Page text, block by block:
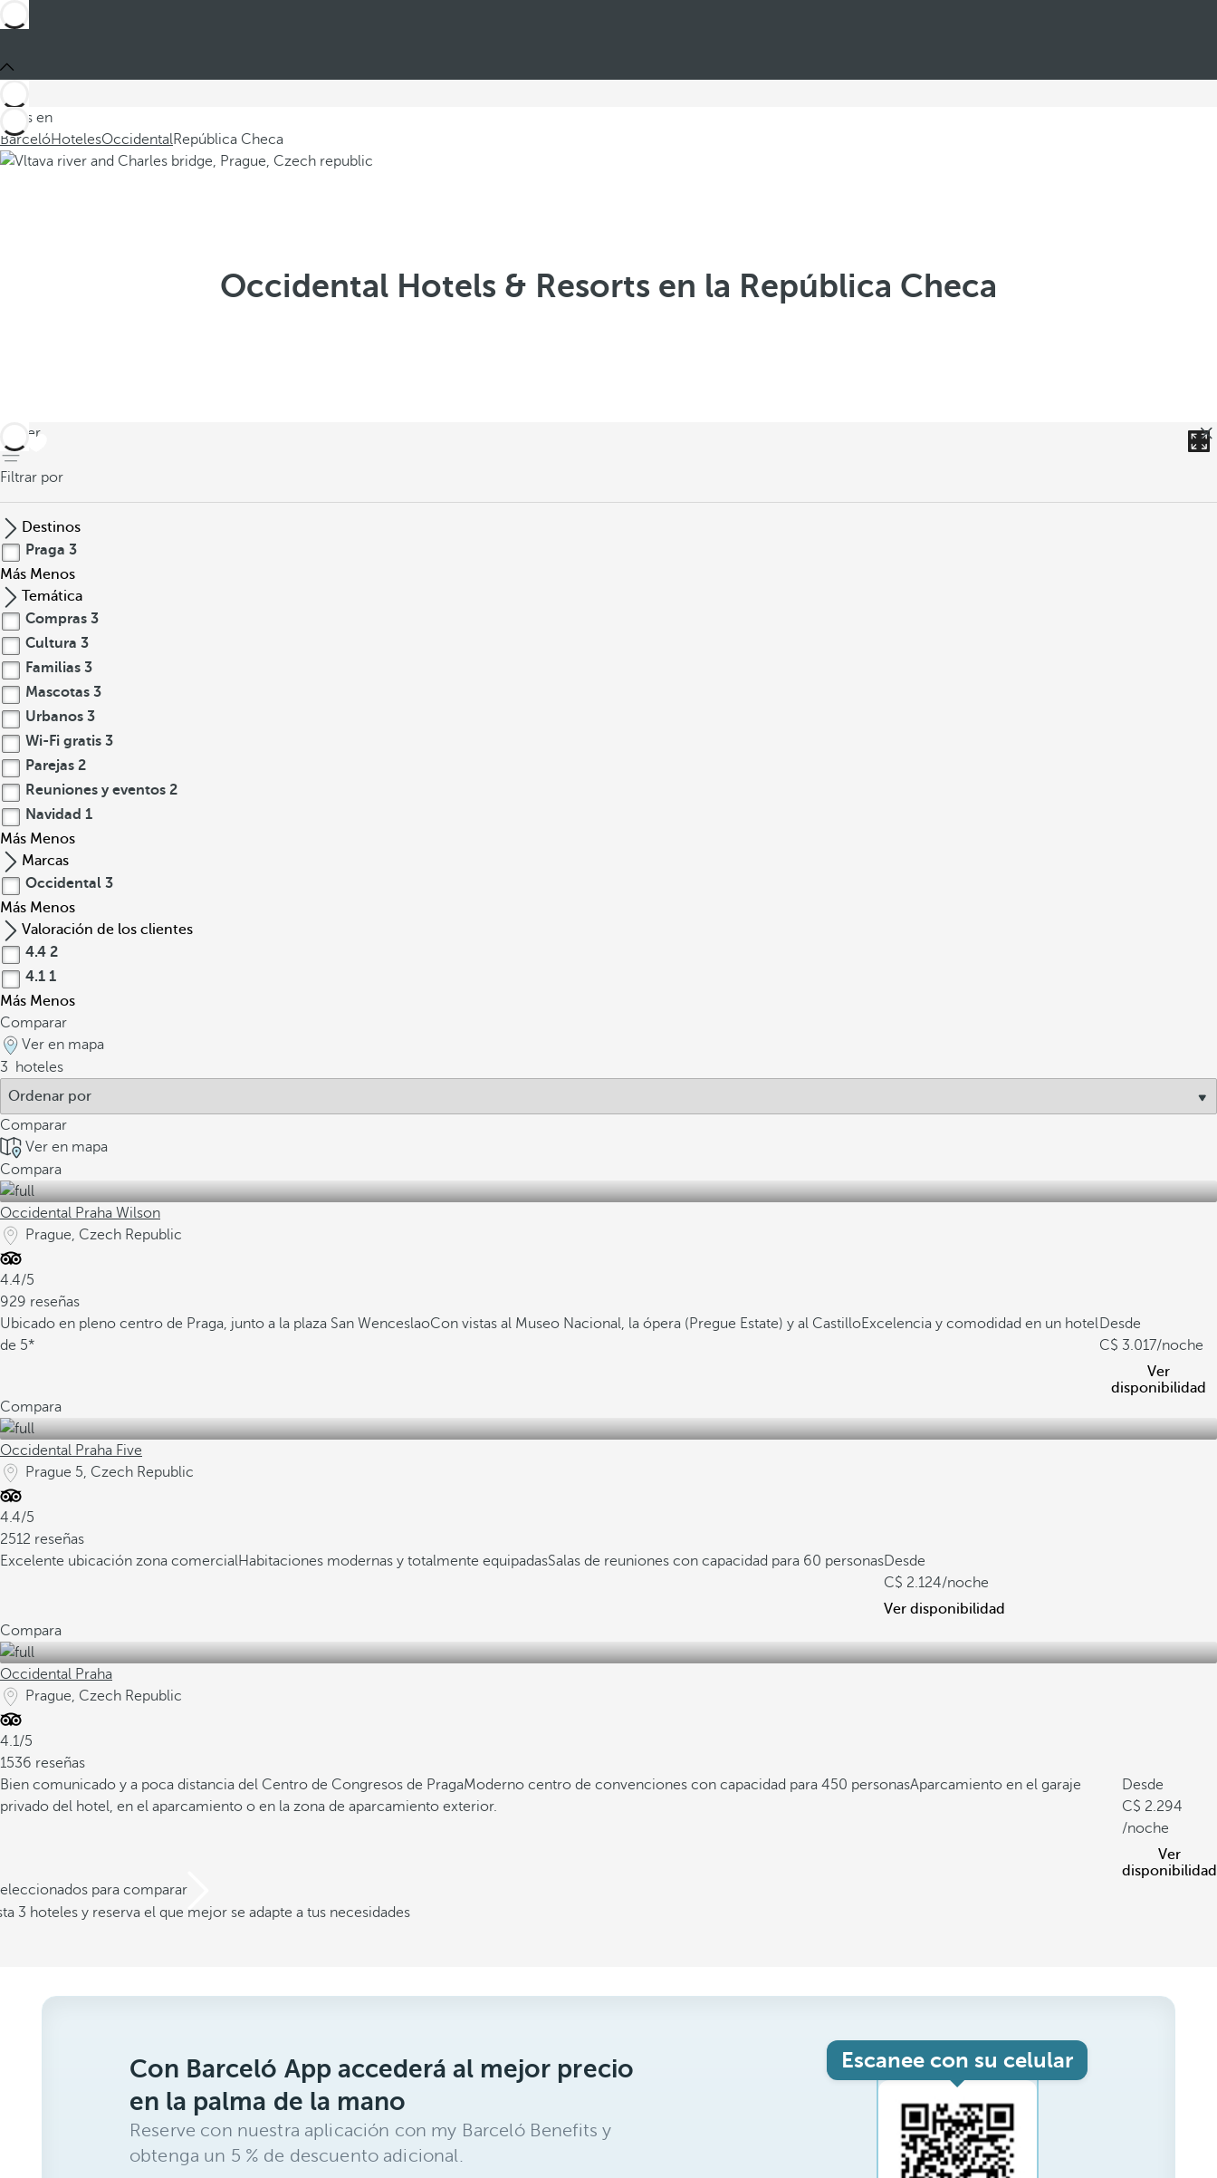
Estás en
BarcelóHotelesOccidentalRepública Checa
Occidental Hotels & Resorts en la República Checa
volver
Filtrar por
Destinos
Praga 3
Más Menos
Temática
Compras 3
Cultura 3
Familias 3
Mascotas 3
Urbanos 3
Wi-Fi gratis 3
Parejas 2
Reuniones y eventos 2
Navidad 1
Más Menos
Marcas
Occidental 3
Más Menos
Valoración de los clientes
4.4 2
4.1 1
Más Menos
Comparar
Ver en mapa
3
hoteles
Comparar
Ver en mapa
Compara
Occidental Praha Wilson
Prague, Czech Republic
4.4/5
929 reseñas
Ubicado en pleno centro de Praga, junto a la plaza San WenceslaoCon vistas al Museo Nacional, la ópera (Pregue Estate) y al CastilloExcelencia y comodidad en un hotel
de 5*
Desde
3.017/noche
Ver
disponibilidad
Compara
Occidental Praha Five
Prague 5, Czech Republic
4.4/5
2512 reseñas
Excelente ubicación zona comercialHabitaciones modernas y totalmente equipadasSalas de reuniones con capacidad para 60 personasDesde
2.124/noche
Ver disponibilidad
Compara
Occidental Praha
Prague, Czech Republic
4.1/5
1536 reseñas
Bien comunicado y a poca distancia del Centro de Congresos de PragaModerno centro de convenciones con capacidad para 450 personasAparcamiento en el garaje
privado del hotel, en el aparcamiento o en la zona de aparcamiento exterior.
Desde
2.294
/noche
Ver
disponibilidad
para comparar
3 hoteles y reserva el que mejor se adapte a tus necesidades
Con Barceló App accederá al mejor precio
en la palma de la mano
Reserve con nuestra aplicación con my Barceló Benefits y
obtenga un 5 % de descuento adicional.
Escanee con su celular